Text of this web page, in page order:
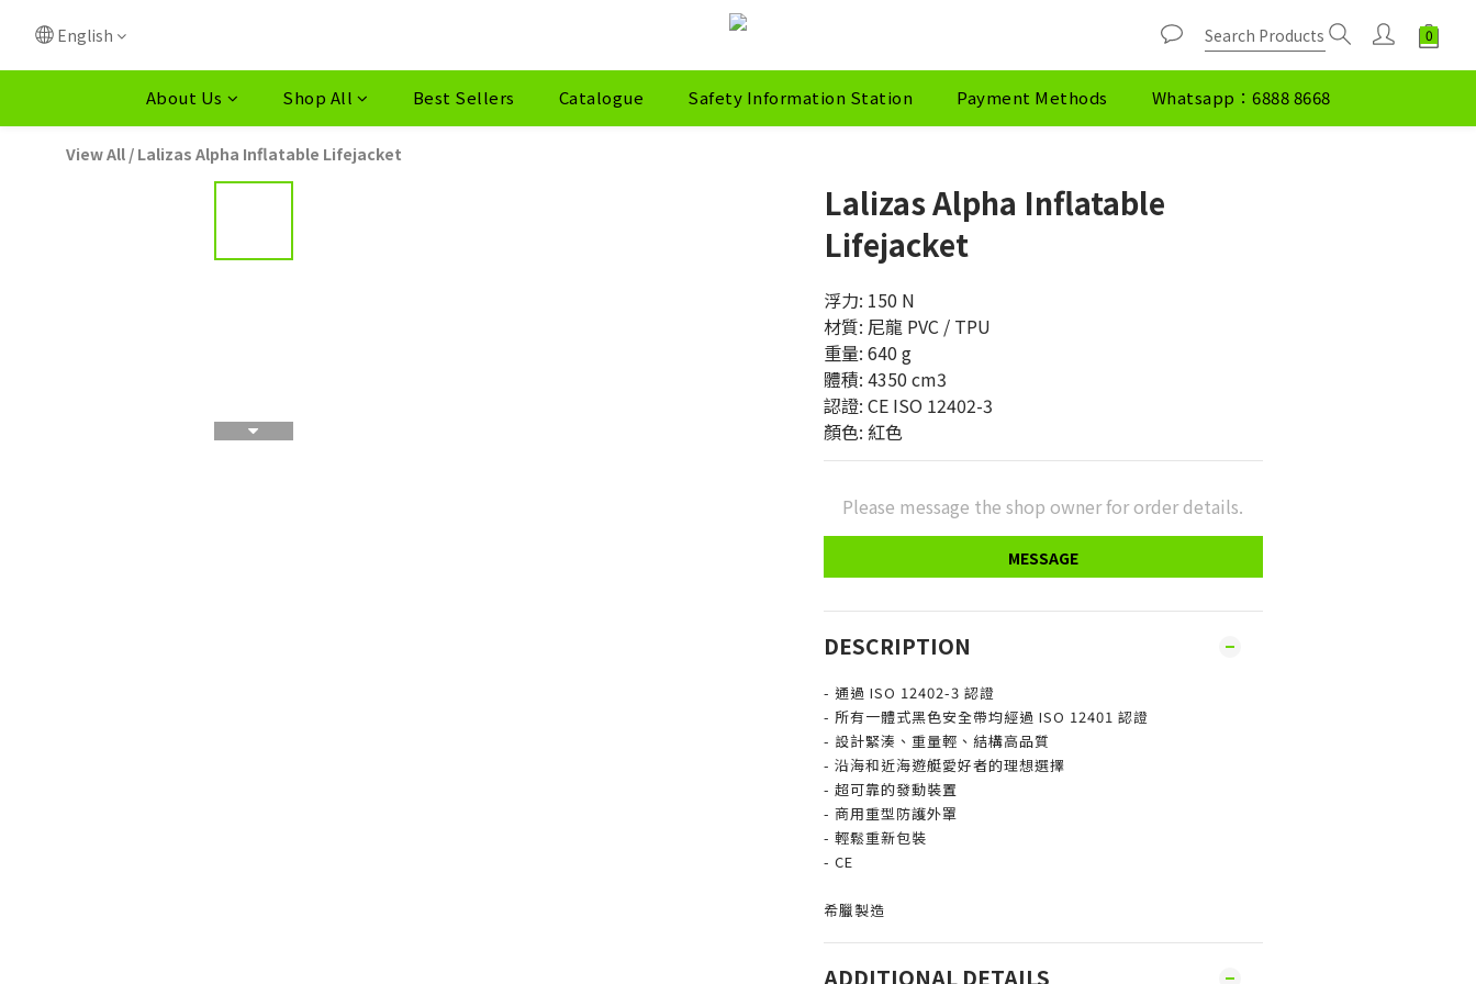
English
About Us Shop All Best Sellers Catalogue Safety Information Station Payment Methods Whatsapp：6888 8668
View All / Lalizas Alpha Inflatable Lifejacket
Lalizas Alpha Inflatable
Lifejacket
浮力: 150 N
材質: 尼龍 PVC / TPU
重量: 640 g
體積: 4350 cm3
認證: CE ISO 12402-3
顏色: 紅色
Please message the shop owner for order details.
MESSAGE
DESCRIPTION
- 通過 ISO 12402-3 認證
- 所有一體式黑色安全帶均經過 ISO 12401 認證
- 設計緊湊、重量輕、結構高品質
- 沿海和近海遊艇愛好者的理想選擇
- 超可靠的發動裝置
- 商用重型防護外罩
- 輕鬆重新包裝
- CE
希臘製造
ADDITIONAL DETAILS